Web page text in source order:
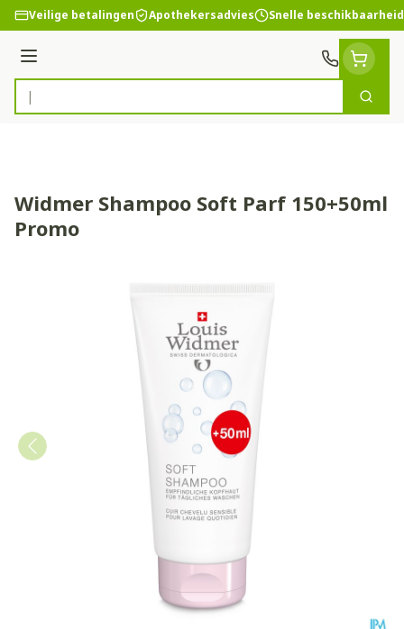
Ga naar de inhoud
Veilige betalingen Apothekersadvies Snelle beschikbaarheid
Menu
Product, merk, categorie...
Zoek
Widmer Shampoo Soft Parf 150+50ml
Promo